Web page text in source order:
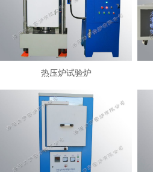
热压炉试验炉